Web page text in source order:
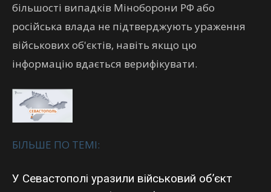
більшості випадків Міноборони РФ або
російська влада не підтверджують ураження
військових об'єктів, навіть якщо цю
інформацію вдається верифікувати.
БІЛЬШЕ ПО ТЕМІ:
У Севастополі уразили військовий об’єкт